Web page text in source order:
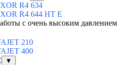
R4 634
R4 644 HT E
с очень высоким давлением
210
400
▼